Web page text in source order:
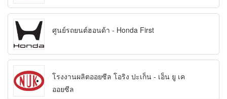
ศูนย์รถยนต์ฮอนด้า - Honda First
โรงงานผลิตออยซีล โอริง ปะเก็น - เอ็น ยู เค
ออยซีล